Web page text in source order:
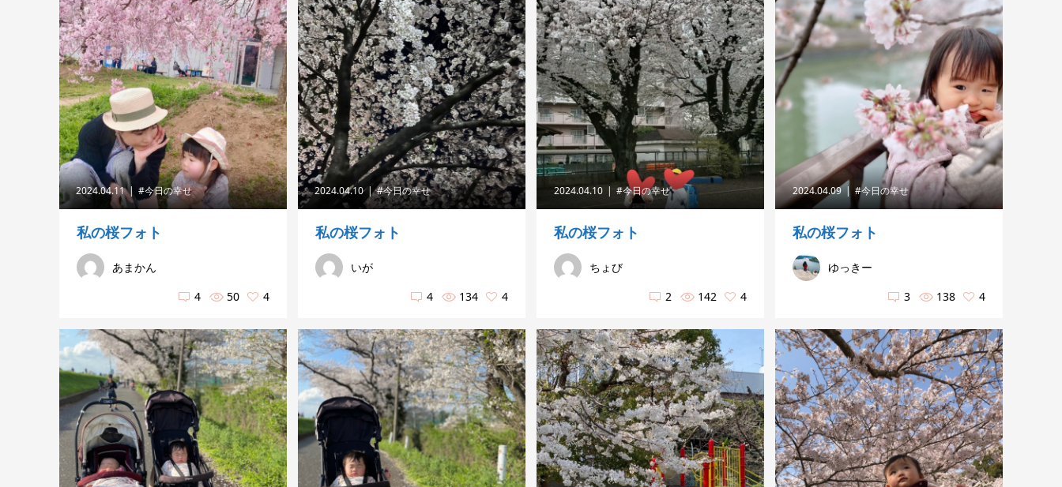
2024.04.11 #今日の幸せ
私の桜フォト
あまかん
4
50 4
2024.04.10 #今日の幸せ
私の桜フォト
いが
4
134 4
2024.04.10 #今日の幸せ
私の桜フォト
ちょび
2
142 4
2024.04.09 #今日の幸せ
私の桜フォト
ゆっきー
3
138 4